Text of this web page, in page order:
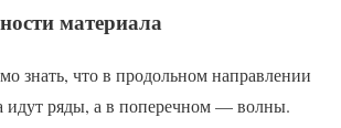
материала
знать, что в продольном направлении
идут ряды, а в поперечном — волны.